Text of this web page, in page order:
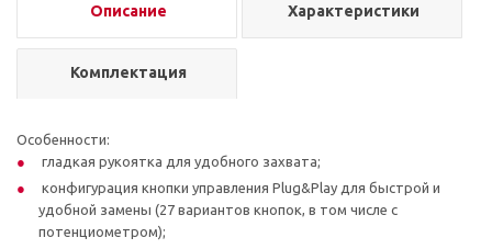
Описание Характеристики
Комплектация
Особенности:
гладкая рукоятка для удобного захвата;
конфигурация кнопки управления Plug&Play для быстрой и
удобной замены (27 вариантов кнопок, в том числе с
потенциометром);